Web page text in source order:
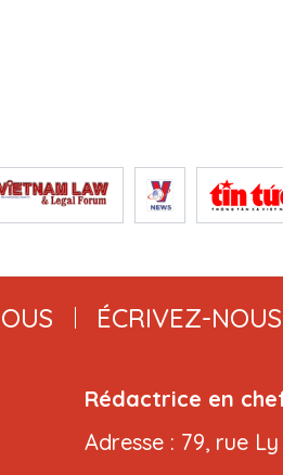
ÉCRIVEZ-NOUS
Rédactrice en
Adresse : 79, rue